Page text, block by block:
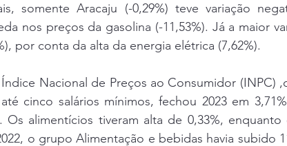
somente Aracaju (-0,29%) teve variação
nos preços da gasolina (-11,53%). Já a maior
por conta da alta da energia elétrica (7,62%).
Nacional de Preços ao Consumidor (INPC)
cinco salários mínimos, fechou 2023 em
Os alimentícios tiveram alta de 0,33%,
o grupo Alimentação e bebidas havia subido